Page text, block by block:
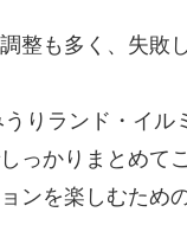
整も多く、失敗
りランド・イ
っかりまとめて
ンを楽しむため